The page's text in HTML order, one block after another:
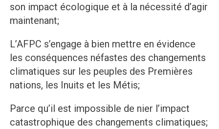
son impact écologique et à la nécessité d’agir
maintenant;
L’AFPC s’engage à bien mettre en évidence
les conséquences néfastes des changements
climatiques sur les peuples des Premières
nations, les Inuits et les Métis;
Parce qu’il est impossible de nier l’impact
catastrophique des changements climatiques;